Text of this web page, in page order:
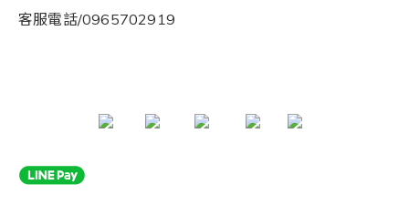
客服電話/0965702919